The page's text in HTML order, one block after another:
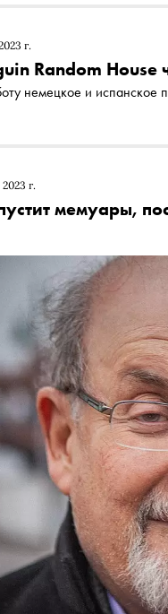
г.
Random House
немецкое и испанское
г.
мемуары,